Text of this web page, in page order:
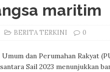
maritim
BERITA TERKINI 0
dan Perumahan Rakyat
Sail 2023 menunjukkan